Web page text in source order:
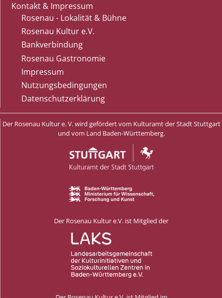
Kontakt & Impressum
Rosenau - Lokalität & Bühne
Rosenau Kultur e.V.
Bankverbindung
Rosenau Gastronomie
Impressum
Nutzungsbedingungen
Datenschutzerklärung
Der Rosenau Kultur e. V. wird gefördert vom Kulturamt der Stadt Stuttgart
und vom Land Baden-Württemberg.
Der Rosenau Kultur e.V. ist Mitglied der